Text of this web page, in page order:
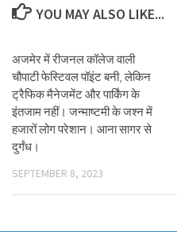
YOU MAY ALSO LIKE...
अजमेर में रीजनल कॉलेज वाली
चौपाटी फेस्टिवल पॉइंट बनी, लेकिन
ट्रैफिक मैनेजमेंट और पार्किंग के
इंतजाम नहीं। जन्माष्टमी के जश्न में
हजारों लोग परेशान। आना सागर से
दुर्गंध।
SEPTEMBER 8, 2023